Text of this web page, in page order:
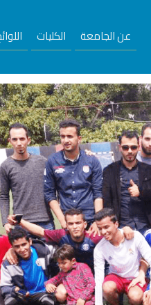
عن الجامعة الكليات